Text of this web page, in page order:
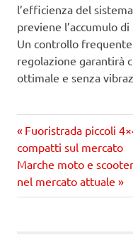
l’efficienza del
previene l’accumulo
Un controllo
regolazione garantirà
ottimale e senza
Navigazione
articoli
Precedente
articolo:
Fuoristrada piccoli
compatti sul mercato
Prossimo
articolo
Marche moto e
nel mercato attuale